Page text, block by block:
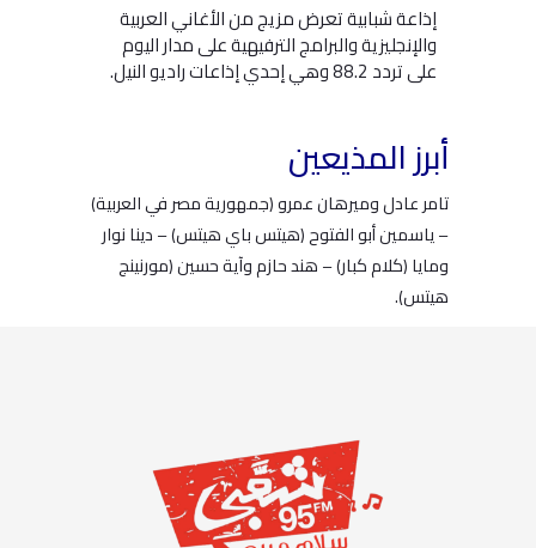
إذاعة شبابية تعرض مزيج من الأغاني العربية
والإنجليزية والبرامج الترفيهية على مدار اليوم
على تردد 88.2 وهي إحدي إذاعات راديو النيل.
أبرز المذيعين
تامر عادل وميرهان عمرو (جمهورية مصر في العربية)
– ياسمين أبو الفتوح (هيتس باي هيتس) – دينا نوار
ومايا (كلام كبار) – هند حازم وآية حسين (مورنينج
هيتس).